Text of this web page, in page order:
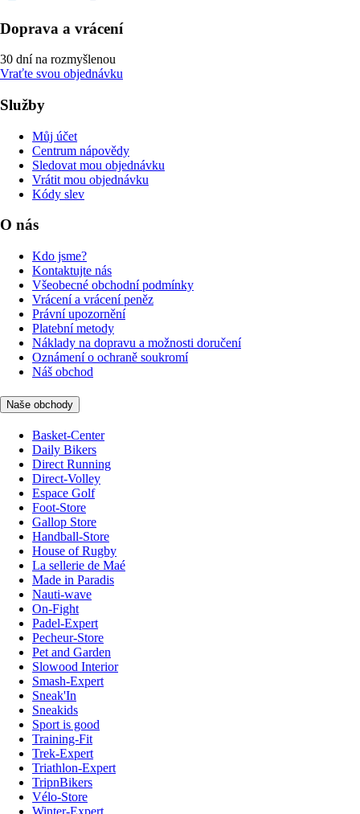
Doprava a vrácení
30 dní na rozmyšlenou
Vraťte svou objednávku
Služby
Můj účet
Centrum nápovědy
Sledovat mou objednávku
Vrátit mou objednávku
Kódy slev
O nás
Kdo jsme?
Kontaktujte nás
Všeobecné obchodní podmínky
Vrácení a vrácení peněz
Právní upozornění
Platební metody
Náklady na dopravu a možnosti doručení
Oznámení o ochraně soukromí
Náš obchod
Naše obchody
Basket-Center
Daily Bikers
Direct Running
Direct-Volley
Espace Golf
Foot-Store
Gallop Store
Handball-Store
House of Rugby
La sellerie de Maé
Made in Paradis
Nauti-wave
On-Fight
Padel-Expert
Pecheur-Store
Pet and Garden
Slowood Interior
Smash-Expert
Sneak'In
Sneakids
Sport is good
Training-Fit
Trek-Expert
Triathlon-Expert
TripnBikers
Vélo-Store
Winter-Expert